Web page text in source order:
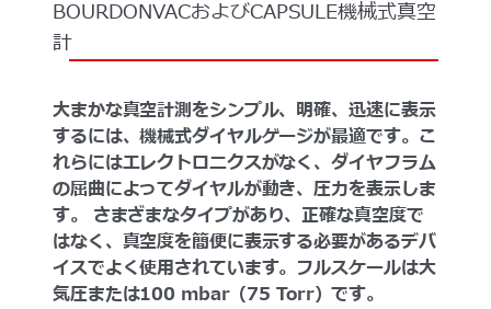
BOURDONVACおよびCAPSULE機械式真空
計
大まかな真空計測をシンプル、明確、迅速に表示
するには、機械式ダイヤルゲージが最適です。こ
れらにはエレクトロニクスがなく、ダイヤフラム
の屈曲によってダイヤルが動き、圧力を表示しま
す。
さまざまなタイプがあり、正確な真空度で
はなく、真空度を簡便に表示する必要があるデバ
イスでよく使用されています。フルスケールは大
気圧または100 mbar（75 Torr）です。